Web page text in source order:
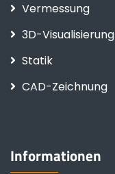
Vermessung
3D-Visualisierung
Statik
CAD-Zeichnung
Informationen